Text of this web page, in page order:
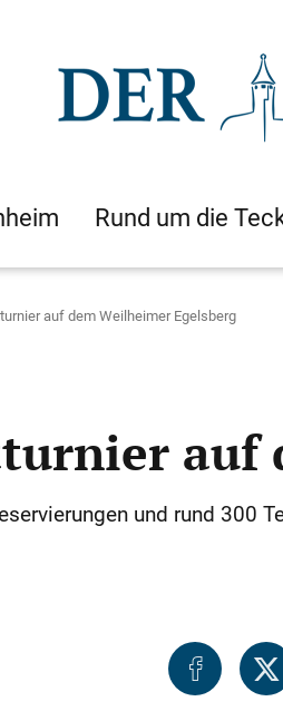
Rund um die
auf dem Weilheimer Egelsberg
auf
und rund 300